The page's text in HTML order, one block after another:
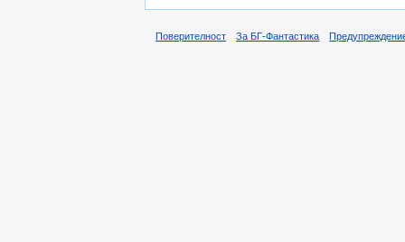
Поверителност За БГ-Фантастика